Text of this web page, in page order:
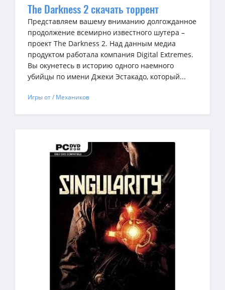
The Darkness 2 скачать торрент
Представляем вашему вниманию долгожданное
продолжение всемирно известного шутера –
проект The Darkness 2. Над данным медиа
продуктом работала компания Digital Extremes.
Вы окунетесь в историю одного наемного
убийцы по имени Джеки Эстакадо, который...
Игры от / Механиков